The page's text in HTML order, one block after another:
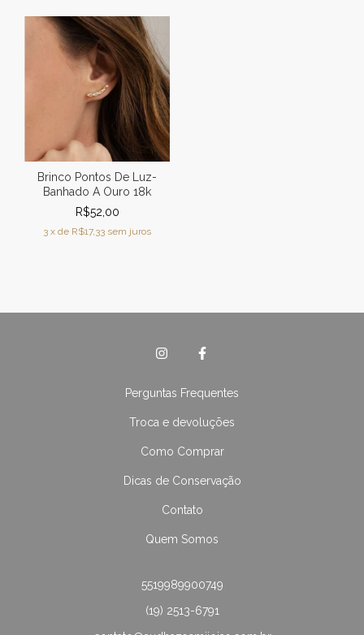
Brinco Pontos De Luz-
Banhado A Ouro 18k
R$52,00
3 x de R$17,33 sem juros
Perguntas Frequentes
Troca e devoluções
Como Comprar
Dicas de Conservação
Contato
Quem Somos
5519989900749
(19) 2513-6791